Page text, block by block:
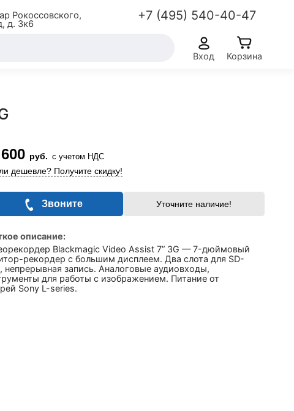
Рокоссовского,
д. 3к6
+7 (495) 540-40-47
Вход Корзина
руб. с учетом НДС
дешевле? Получите скидку!
Звоните Уточните наличие!
описание:
Blackmagic Video Assist 7” 3G — 7-дюймовый
рекордер с большим дисплеем. Два слота для SD-
непрерывная запись. Аналоговые аудиовходы,
для работы с изображением. Питание от
Sony L-series.